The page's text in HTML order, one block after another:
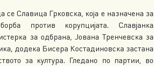
се Славица Грковска, која е назначена за
против корупцијата. Славјанка
за одбрана, Јована Тренчевска за
додека Бисера Костадиновска застана
за култура. Гледано по партии, во